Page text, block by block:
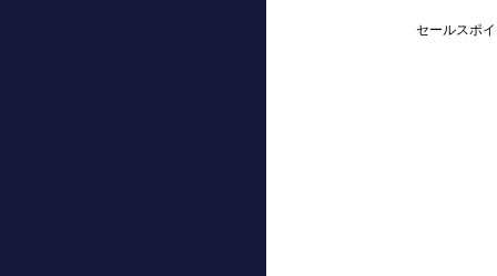
セールスポ